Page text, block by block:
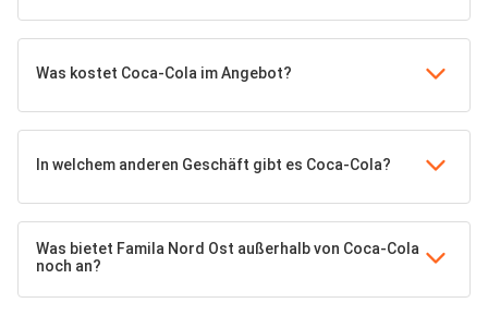
Was kostet Coca-Cola im Angebot?
In welchem anderen Geschäft gibt es Coca-Cola?
Was bietet Famila Nord Ost außerhalb von Coca-Cola
noch an?